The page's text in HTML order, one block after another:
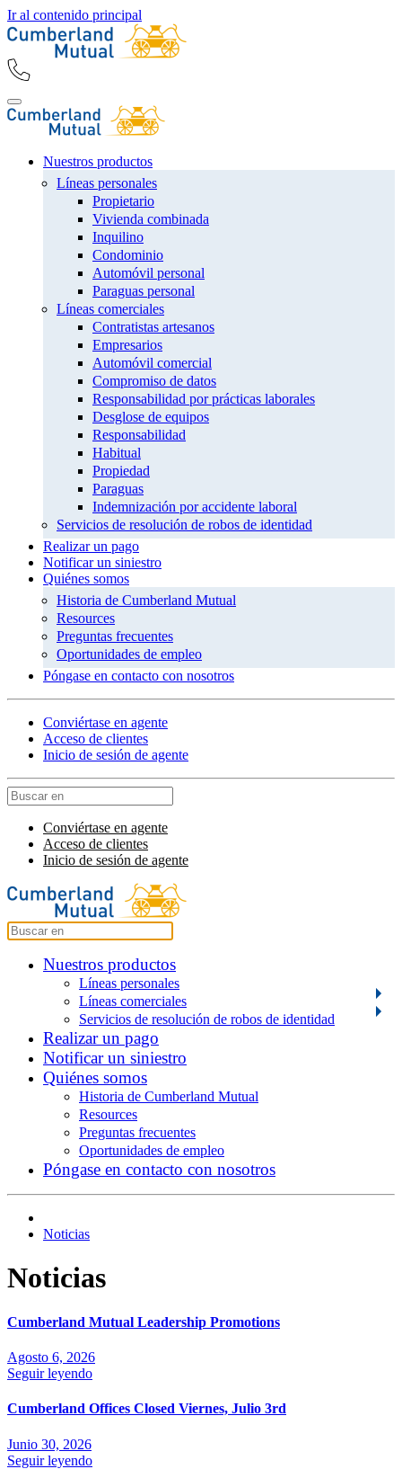
Ir al contenido principal
Nuestros productos
Líneas personales
Propietario
Vivienda combinada
Inquilino
Condominio
Automóvil personal
Paraguas personal
Líneas comerciales
Contratistas artesanos
Empresarios
Automóvil comercial
Compromiso de datos
Responsabilidad por prácticas laborales
Desglose de equipos
Responsabilidad
Habitual
Propiedad
Paraguas
Indemnización por accidente laboral
Servicios de resolución de robos de identidad
Realizar un pago
Notificar un siniestro
Quiénes somos
Historia de Cumberland Mutual
Resources
Preguntas frecuentes
Oportunidades de empleo
Póngase en contacto con nosotros
Conviértase en agente
Acceso de clientes
Inicio de sesión de agente
Conviértase en agente
Acceso de clientes
Inicio de sesión de agente
Nuestros productos
Líneas personales
Líneas comerciales
Servicios de resolución de robos de identidad
Realizar un pago
Notificar un siniestro
Quiénes somos
Historia de Cumberland Mutual
Resources
Preguntas frecuentes
Oportunidades de empleo
Póngase en contacto con nosotros
Noticias
Noticias
Cumberland Mutual Leadership Promotions
Agosto 6, 2026
Seguir leyendo
Cumberland Offices Closed Viernes, Julio 3rd
Junio 30, 2026
Seguir leyendo